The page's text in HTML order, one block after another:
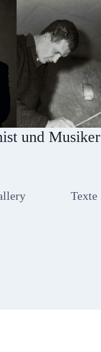
und Musiker
Texte